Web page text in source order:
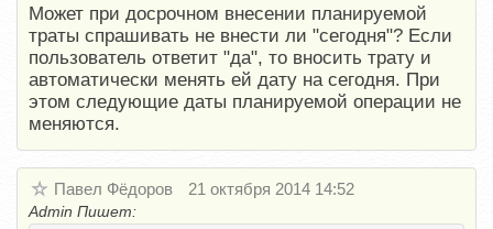
Может при досрочном внесении планируемой
траты спрашивать не внести ли "сегодня"? Если
пользователь ответит "да", то вносить трату и
автоматически менять ей дату на сегодня. При
этом следующие даты планируемой операции не
меняются.
Павел Фёдоров 21 октября 2014 14:52
Admin Пишет: